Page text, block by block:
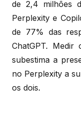
de 2,4 milhões
Perplexity e
de 77% das
ChatGPT. Medir
subestima a
no Perplexity a
os dois.